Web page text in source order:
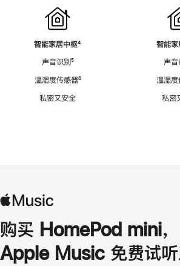
智能家居中枢脚
⁴
声音识别脚
⁵
温湿度传感器脚
⁶
私密又安全
智能家
声音
温湿
私密
购买 HomePod mini，
Apple Music 免费试